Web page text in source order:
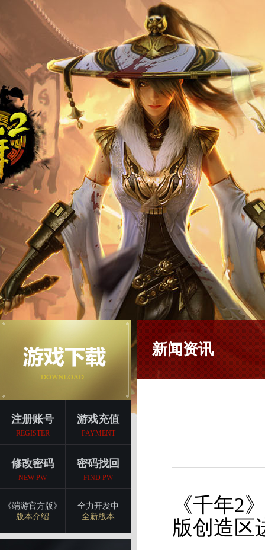
注册账号
REGISTER
游戏充值
PAYMENT
修改密码
NEW PW
密码找回
FIND PW
《端游官方版》
版本介绍
全力开发中
全新版本
新闻资讯
《千年2
版创造区